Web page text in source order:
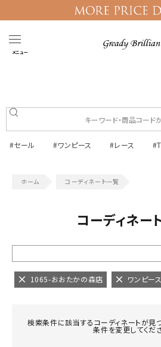
メニュー
#セール #ワンピース #レース
コーディネート一覧
コーディネー
1065-おおたかの森店 ワンピース
検索条件に該当するコーディネートが見
条件を変更してくだ